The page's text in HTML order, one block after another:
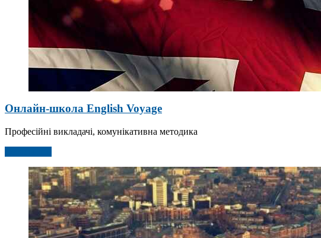
Онлайн-школа English Voyage
Професійні викладачі, комунікативна методика